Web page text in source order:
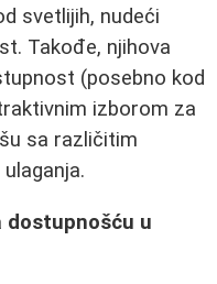
svetlijih, nudeći
Takođe, njihova
(posebno kod
izborom za
sa različitim
dostupnošću u